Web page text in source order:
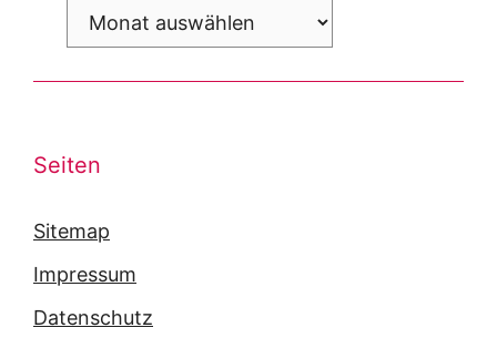
Archiv
Seiten
Sitemap
Impressum
Datenschutz